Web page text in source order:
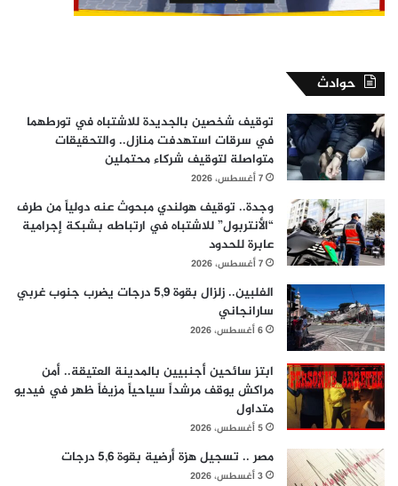
حوادث
توقيف شخصين بالجديدة للاشتباه في تورطهما
في سرقات استهدفت منازل.. والتحقيقات
متواصلة لتوقيف شركاء محتملين
7 أغسطس، 2026
وجدة.. توقيف هولندي مبحوث عنه دولياً من طرف
“الأنتربول” للاشتباه في ارتباطه بشبكة إجرامية
عابرة للحدود
7 أغسطس، 2026
الفلبين.. زلزال بقوة 5,9 درجات يضرب جنوب غربي
سارانجاني
6 أغسطس، 2026
ابتز سائحين أجنبيين بالمدينة العتيقة.. أمن
مراكش يوقف مرشداً سياحياً مزيفاً ظهر في فيديو
متداول
5 أغسطس، 2026
مصر .. تسجيل هزة أرضية بقوة 5,6 درجات
3 أغسطس، 2026